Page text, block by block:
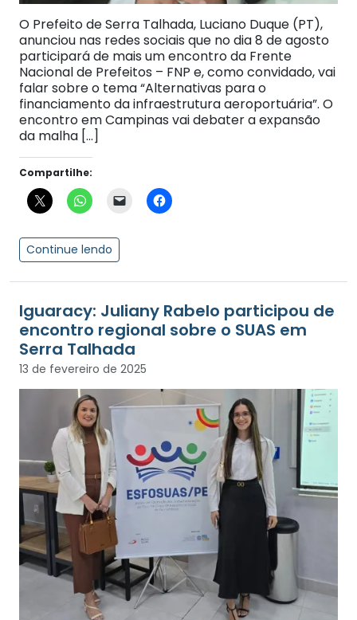
O Prefeito de Serra Talhada, Luciano Duque (PT),
anunciou nas redes sociais que no dia 8 de agosto
participará de mais um encontro da Frente
Nacional de Prefeitos – FNP e, como convidado, vai
falar sobre o tema “Alternativas para o
financiamento da infraestrutura aeroportuária”. O
encontro em Campinas vai debater a expansão
da malha […]
Compartilhe:
Continue lendo
Iguaracy: Juliany Rabelo participou de
encontro regional sobre o SUAS em
Serra Talhada
13 de fevereiro de 2025